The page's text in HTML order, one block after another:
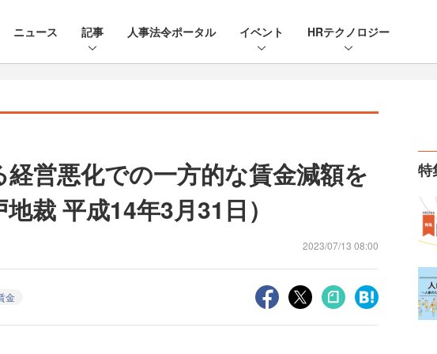
ニュース 記事 人事法令ポータル イベント HRテクノロジー
経営悪化での一方的な賃金減額を
裁 平成14年3月31日）
2023/07/13 08:00
金
特